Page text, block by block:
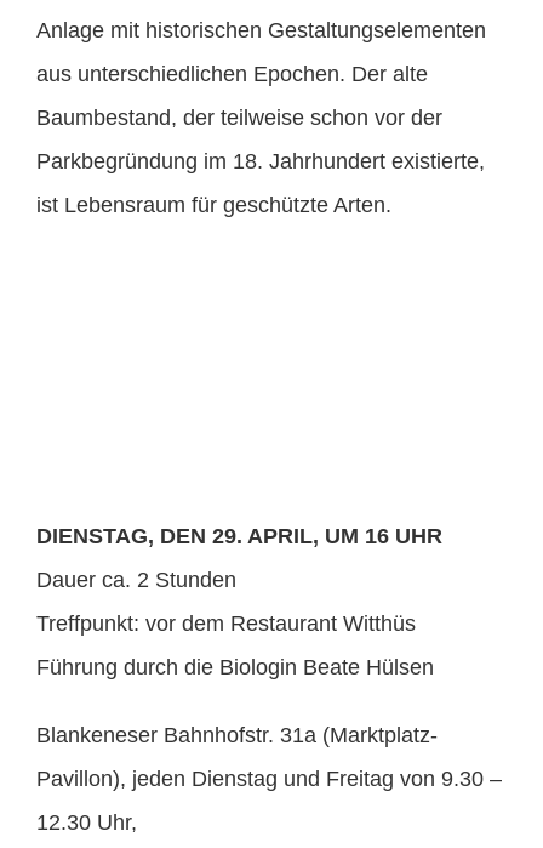
Anlage mit historischen Gestaltungselementen
aus unterschiedlichen Epochen. Der alte
Baumbestand, der teilweise schon vor der
Parkbegründung im 18. Jahrhundert existierte,
ist Lebensraum für geschützte Arten.
DIENSTAG, DEN 29. APRIL, UM 16 UHR
Dauer ca. 2 Stunden
Treffpunkt: vor dem Restaurant Witthüs
Führung durch die Biologin Beate Hülsen
Blankeneser Bahnhofstr. 31a (Marktplatz-
Pavillon), jeden Dienstag und Freitag von 9.30 –
12.30 Uhr,